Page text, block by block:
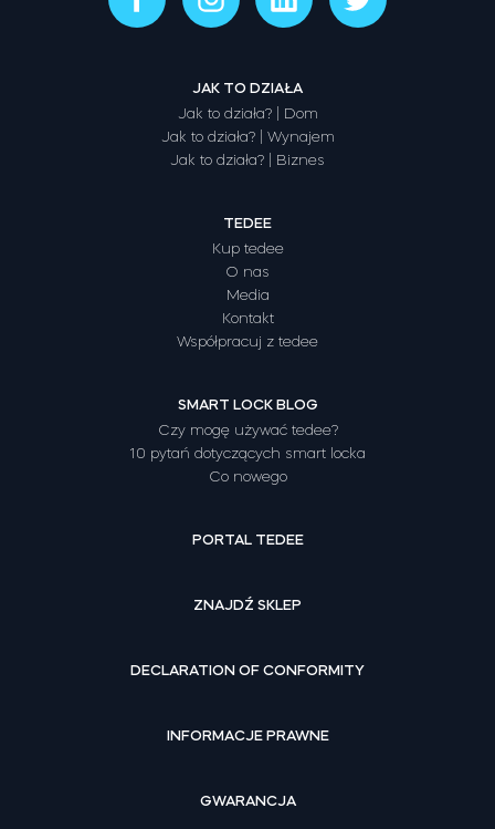
JAK TO DZIAŁA
Jak to działa? | Dom
Jak to działa? | Wynajem
Jak to działa? | Biznes
TEDEE
Kup tedee
O nas
Media
Kontakt
Współpracuj z tedee
SMART LOCK BLOG
Czy mogę używać tedee?
10 pytań dotyczących smart locka
Co nowego
PORTAL TEDEE
ZNAJDŹ SKLEP
DECLARATION OF CONFORMITY
INFORMACJE PRAWNE
GWARANCJA